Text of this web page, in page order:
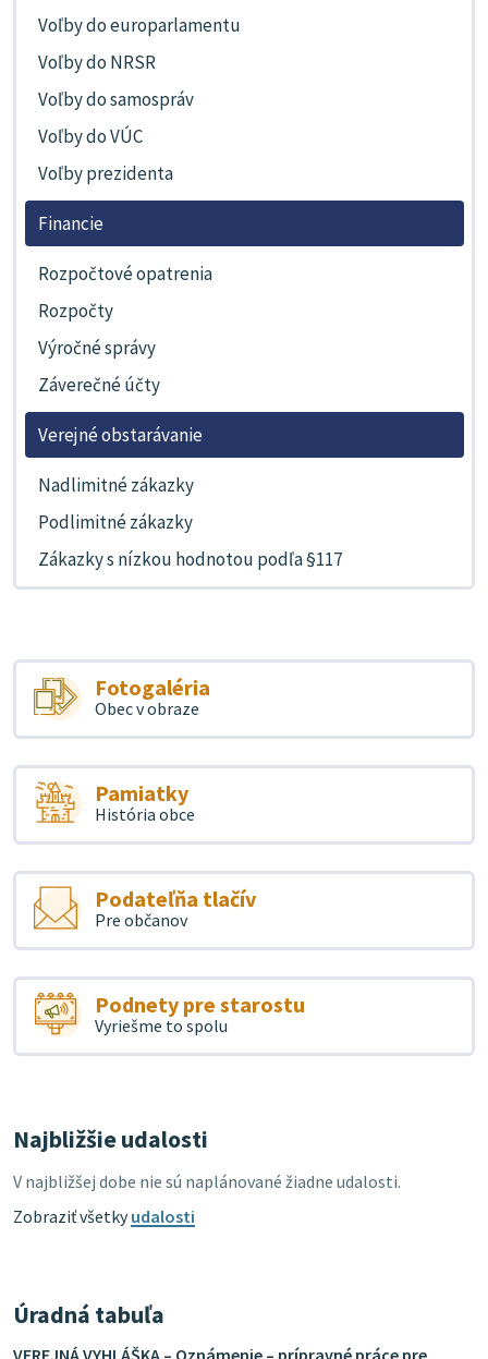
Voľby do europarlamentu
Voľby do NRSR
Voľby do samospráv
Voľby do VÚC
Voľby prezidenta
Financie
Rozpočtové opatrenia
Rozpočty
Výročné správy
Záverečné účty
Verejné obstarávanie
Nadlimitné zákazky
Podlimitné zákazky
Zákazky s nízkou hodnotou podľa §117
Fotogaléria
Obec v obraze
Pamiatky
História obce
Podateľňa tlačív
Pre občanov
Podnety pre starostu
Vyriešme to spolu
Najbližšie udalosti
V najbližšej dobe nie sú naplánované žiadne udalosti.
Zobraziť všetkyudalosti
Úradná tabuľa
VEREJNÁ VYHLÁŠKA – Oznámenie – prípravné práce pre